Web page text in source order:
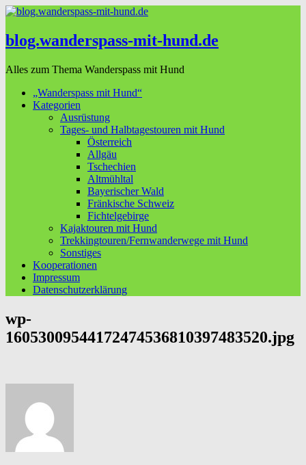
blog.wanderspass-mit-hund.de
Alles zum Thema Wanderspass mit Hund
„Wanderspass mit Hund“
Kategorien
Ausrüstung
Tages- und Halbtagestouren mit Hund
Österreich
Allgäu
Tschechien
Altmühltal
Bayerischer Wald
Fränkische Schweiz
Fichtelgebirge
Kajaktouren mit Hund
Trekkingtouren/Fernwanderwege mit Hund
Sonstiges
Kooperationen
Impressum
Datenschutzerklärung
wp-
16053009544172474536810397483520.jpg